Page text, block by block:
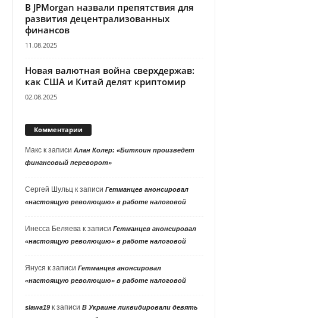
В JPMorgan назвали препятствия для
развития децентрализованных
финансов
11.08.2025
Новая валютная война сверхдержав:
как США и Китай делят криптомир
02.08.2025
Комментарии
Макск записи Алан Колер: «Биткоин произведет
финансовый переворот»
Сергей Шульцк записи Гетманцев анонсировал
«настоящую революцию» в работе налоговой
Инесса Беляевак записи Гетманцев анонсировал
«настоящую революцию» в работе налоговой
Януся к записи Гетманцев анонсировал
«настоящую революцию» в работе налоговой
slawa19к записи В Украине ликвидировали девять